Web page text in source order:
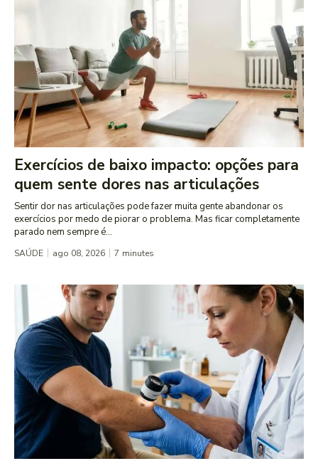
Exercícios de baixo impacto: opções para
quem sente dores nas articulações
Sentir dor nas articulações pode fazer muita gente abandonar os
exercícios por medo de piorar o problema. Mas ficar completamente
parado nem sempre é...
SAÚDE ago 08, 2026 7 minutes